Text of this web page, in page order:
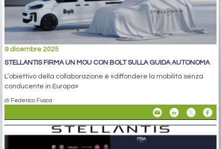
9 dicembre 2025
STELLANTIS FIRMA UN MOU CON BOLT SULLA GUIDA AUTONOMA
L’obiettivo della collaborazione è «diffondere la mobilità senza
conducente in Europa»
di Federico Fusca